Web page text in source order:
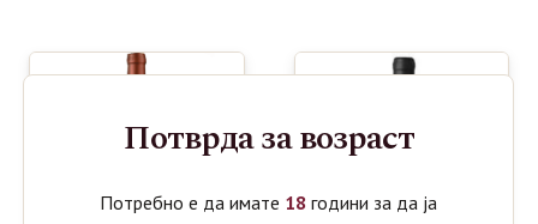
Потврда за возраст
Потребно е да имате 18 години за да ја